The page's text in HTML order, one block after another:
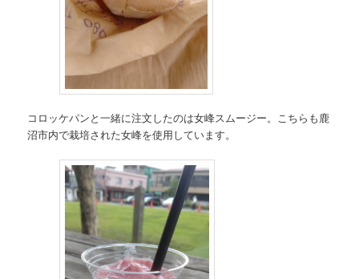
コロッケパンと一緒に注文したのは女峰スムージー。こちらも鹿
沼市内で栽培された女峰を使用しています。